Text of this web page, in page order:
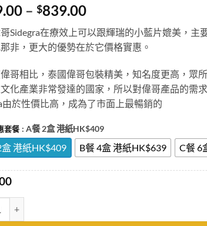
– $839.00Price
range:
$409.00
through
$839.00
Sidegra在療效上可以跟輝瑞的小藍片媲美，主
非，更大的優勢在於它價格實惠。
哥相比，泰國偉哥包裝精美，知名度更高，眾
化產業非常發達的國家，所以對偉哥產品的需
由於性價比高，成為了市面上最暢銷的
套餐 : A餐 2盒 港紙HK$409
港紙HK$409 B餐 4盒 港紙HK$639 C餐 6